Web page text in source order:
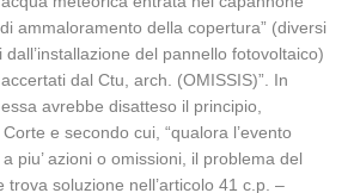
ammaloramento della copertura” (diversi
del pannello fotovoltaico)
dal Ctu, arch. (OMISSIS)”. In
avrebbe disatteso il principio,
e secondo cui, “qualora l’evento
piu’ azioni o omissioni, il problema del
trova soluzione nell’articolo 41 c.p. –